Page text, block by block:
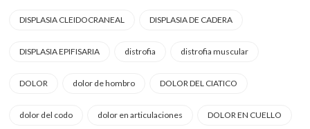
DISPLASIA CLEIDOCRANEAL DISPLASIA DE CADERA
DISPLASIA EPIFISARIA distrofia distrofia muscular
DOLOR dolor de hombro DOLOR DEL CIATICO
dolor del codo dolor en articulaciones DOLOR EN CUELLO